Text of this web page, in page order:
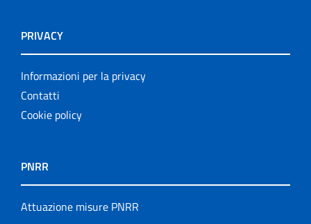
PRIVACY
Informazioni per la privacy
Contatti
Cookie policy
PNRR
Attuazione misure PNRR